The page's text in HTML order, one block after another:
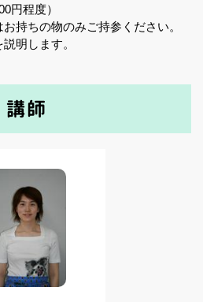
円程度）
持ちの物のみご持参ください。
明します。
講師